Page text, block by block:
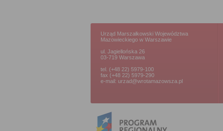
Urząd Marszałkowski Województwa
Mazowieckiego w Warszawie
ul. Jagiellońska 26
03-719 Warszawa
tel. (+48 22) 5979-100
fax (+48 22) 5979-290
e-mail: urzad@wrotamazowsza.pl